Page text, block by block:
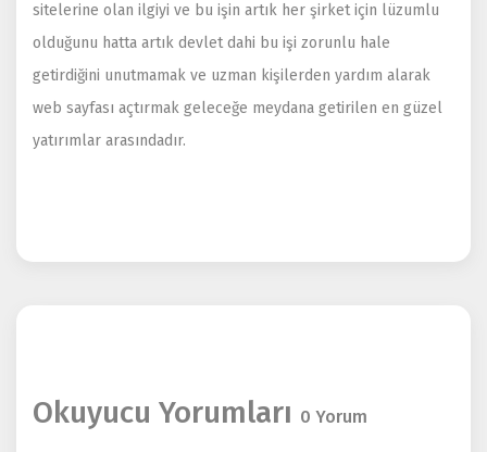
sitelerine olan ilgiyi ve bu işin artık her şirket için lüzumlu
olduğunu hatta artık devlet dahi bu işi zorunlu hale
getirdiğini unutmamak ve uzman kişilerden yardım alarak
web sayfası açtırmak geleceğe meydana getirilen en güzel
yatırımlar arasındadır.
Okuyucu Yorumları 0 Yorum